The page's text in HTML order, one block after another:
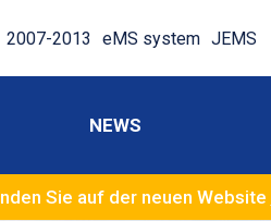
2007-2013 eMS system JEMS
NEWS
Sie auf der neuen Website